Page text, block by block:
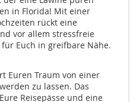
in Florida! Mit einer
rückt eine
vor allem stressfreie
Euch in greifbare Nähe.
Euren Traum von einer
zu lassen. Das
Reisepässe und eine